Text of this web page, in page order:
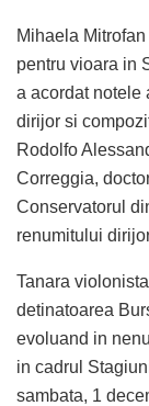
Mihaela
pentru vioara in
a acordat notele
dirijor si
Rodolfo
Correggia,
Conservatorul
renumitului
Tanara
detinatoarea
evoluand in
in cadrul
sambata, 1